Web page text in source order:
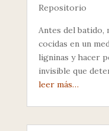
Repositorio
Antes del batido,
cocidas en un
ligninas y hacer
invisible que
leer más…